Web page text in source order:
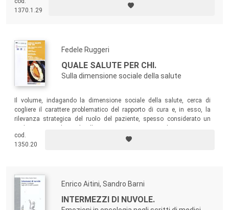
paziente, e tra legislatore e cittadino/a.
1370.1.29
Fedele Ruggeri
QUALE SALUTE PER CHI.
Sulla dimensione sociale della salute
Il volume, indagando la dimensione sociale della salute, cerca di
cogliere il carattere problematico del rapporto di cura e, in esso, la
rilevanza strategica del ruolo del paziente, spesso considerato un
professionale, il sistema della ricerca-conoscenza e l’industria del
farmaco hanno ben altro peso sotto molteplici punti di vista.
cod.
1350.20
Enrico Aitini, Sandro Barni
INTERMEZZI DI NUVOLE.